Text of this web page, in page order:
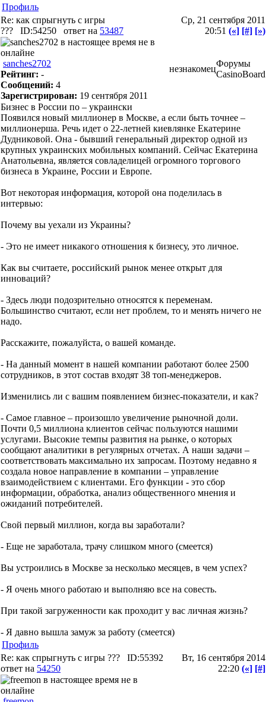
Профиль
Re: как спрыгнуть с игры
???
ID:54250 ответ на 53487
Ср, 21 сентября 2011
20:51 («] [#] [»)
sanches2702
Рейтинг: -
Сообщений: 4
Зарегистрирован: 19 сентября 2011
незнакомец
Форумы
CasinoBoard
Бизнес в России по – украински
Появился новый миллионер в Москве, а если быть точнее –
миллионерша. Речь идет о 22-летней киевлянке Екатерине
Дудниковой. Она - бывший генеральный директор одной из
крупных украинских мобильных компаний. Сейчас Екатерина
Анатольевна, является совладелицей огромного торгового
бизнеса в Украине, России и Европе.
Вот некоторая информация, которой она поделилась в
интервью:
Почему вы уехали из Украины?
- Это не имеет никакого отношения к бизнесу, это личное.
Как вы считаете, российский рынок менее открыт для
инноваций?
- Здесь люди подозрительно относятся к переменам.
Большинство считают, если нет проблем, то и менять ничего не
надо.
Расскажите, пожалуйста, о вашей команде.
- На данный момент в нашей компании работают более 2500
сотрудников, в этот состав входят 38 топ-менеджеров.
Изменились ли с вашим появлением бизнес-показатели, и как?
- Самое главное – произошло увеличение рыночной доли.
Почти 0,5 миллиона клиентов сейчас пользуются нашими
услугами. Высокие темпы развития на рынке, о которых
сообщают аналитики в регулярных отчетах. А наши задачи –
соответствовать максимально их запросам. Поэтому недавно я
создала новое направление в компании – управление
взаимодействием с клиентами. Его функции - это сбор
информации, обработка, анализ общественного мнения и
ожиданий потребителей.
Свой первый миллион, когда вы заработали?
- Еще не заработала, трачу слишком много (смеется)
Вы устроились в Москве за несколько месяцев, в чем успех?
- Я очень много работаю и выполняю все на совесть.
При такой загруженности как проходит у вас личная жизнь?
- Я давно вышла замуж за работу (смеется)
Профиль
Re: как спрыгнуть с игры ???
ID:55392
ответ на 54250
Вт, 16 сентября 2014
22:20 («] [#]